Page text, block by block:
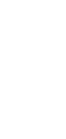
თმის
ალოე
ფრჩხილს.